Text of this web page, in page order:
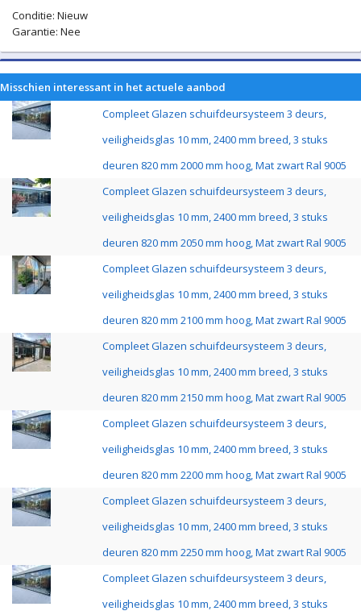
Conditie: Nieuw
Garantie: Nee
Misschien interessant in het actuele aanbod
Compleet Glazen schuifdeursysteem 3 deurs,
veiligheidsglas 10 mm, 2400 mm breed, 3 stuks
deuren 820 mm 2000 mm hoog, Mat zwart Ral 9005
Compleet Glazen schuifdeursysteem 3 deurs,
veiligheidsglas 10 mm, 2400 mm breed, 3 stuks
deuren 820 mm 2050 mm hoog, Mat zwart Ral 9005
Compleet Glazen schuifdeursysteem 3 deurs,
veiligheidsglas 10 mm, 2400 mm breed, 3 stuks
deuren 820 mm 2100 mm hoog, Mat zwart Ral 9005
Compleet Glazen schuifdeursysteem 3 deurs,
veiligheidsglas 10 mm, 2400 mm breed, 3 stuks
deuren 820 mm 2150 mm hoog, Mat zwart Ral 9005
Compleet Glazen schuifdeursysteem 3 deurs,
veiligheidsglas 10 mm, 2400 mm breed, 3 stuks
deuren 820 mm 2200 mm hoog, Mat zwart Ral 9005
Compleet Glazen schuifdeursysteem 3 deurs,
veiligheidsglas 10 mm, 2400 mm breed, 3 stuks
deuren 820 mm 2250 mm hoog, Mat zwart Ral 9005
Compleet Glazen schuifdeursysteem 3 deurs,
veiligheidsglas 10 mm, 2400 mm breed, 3 stuks